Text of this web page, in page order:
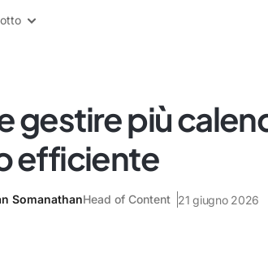
gestire più
efficiente
SomanathanHead of Content 21 giugno 2026